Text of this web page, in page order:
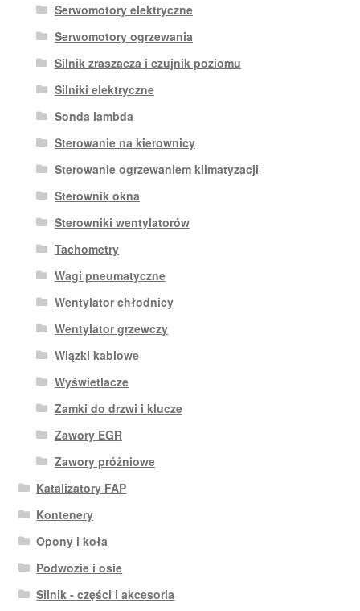
Serwomotory elektryczne
Serwomotory ogrzewania
Silnik zraszacza i czujnik poziomu
Silniki elektryczne
Sonda lambda
Sterowanie na kierownicy
Sterowanie ogrzewaniem klimatyzacji
Sterownik okna
Sterowniki wentylatorów
Tachometry
Wagi pneumatyczne
Wentylator chłodnicy
Wentylator grzewczy
Wiązki kablowe
Wyświetlacze
Zamki do drzwi i klucze
Zawory EGR
Zawory próżniowe
Katalizatory FAP
Kontenery
Opony i koła
Podwozie i osie
Silnik - części i akcesoria